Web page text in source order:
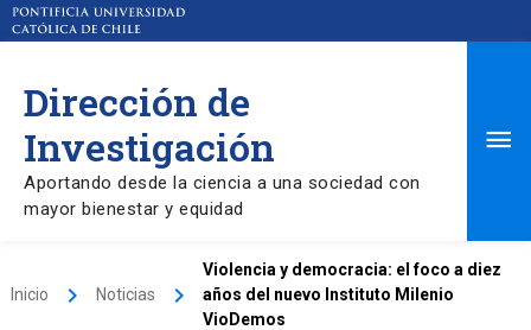
Dirección de
Investigación
Aportando desde la ciencia a una sociedad con
mayor bienestar y equidad
Inicio keyboard_arrow_right Noticias keyboard_arrow_right
Violencia y democracia: el foco a diez
años del nuevo Instituto Milenio
VioDemos